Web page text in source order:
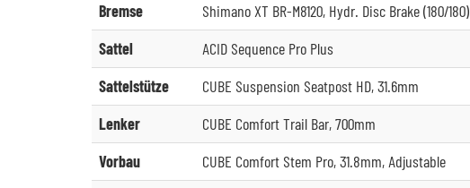
Bremse
Shimano XT BR-M8120, Hydr. Disc Brake (180/180)
Sattel
ACID Sequence Pro Plus
Sattelstütze
CUBE Suspension Seatpost HD, 31.6mm
Lenker
CUBE Comfort Trail Bar, 700mm
Vorbau
CUBE Comfort Stem Pro, 31.8mm, Adjustable